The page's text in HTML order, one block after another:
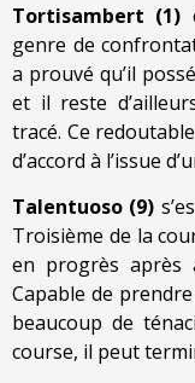
Tortisambert (1)
genre de
a prouvé qu’il
et il reste
tracé. Ce
d’accord à l’issue
Talentuoso (9)
Troisième de la
en progrès après
Capable de
beaucoup de
course, il peut